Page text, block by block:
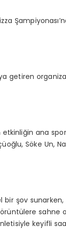
getiren
etkinliğin ana
Söke Un,
bir şov
sahne
keyifli